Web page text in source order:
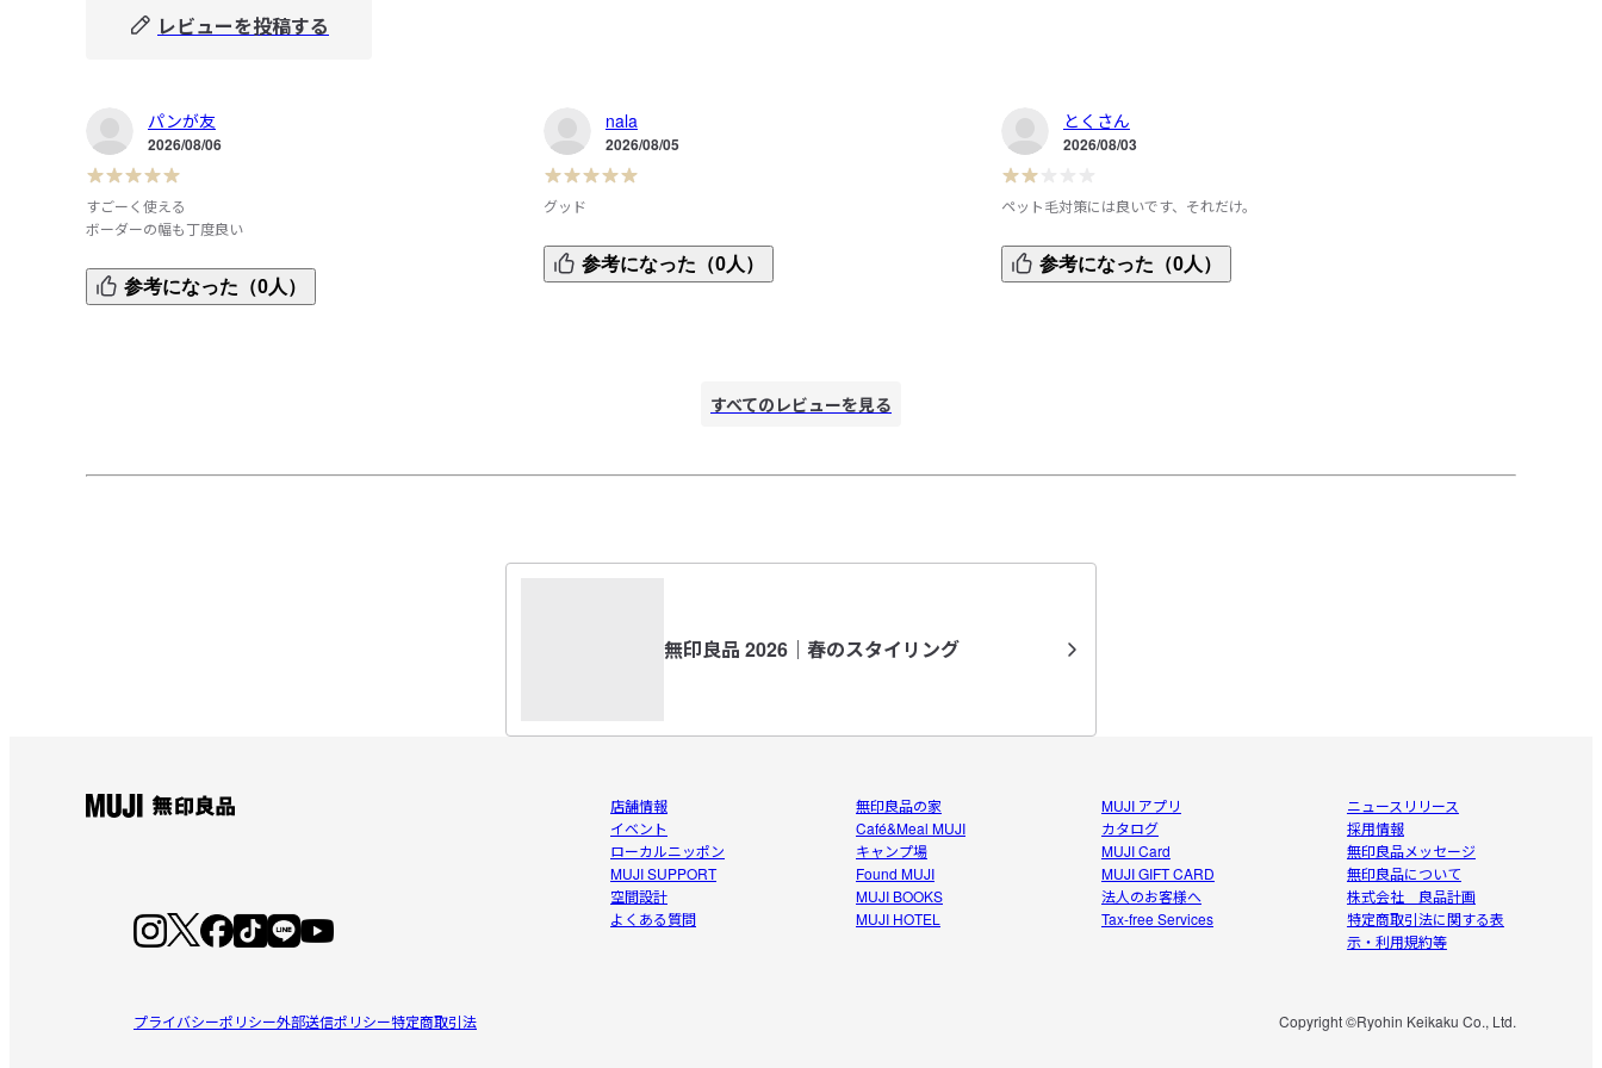
レビューを投稿する
パンが友
2026/08/06
すごーく使える
ボーダーの幅も丁度良い
スエットカーディガン黒と一緒に購入
思ったとおりの
参考になった（0人）
nala
2026/08/05
グッド
150cm50kg。半袖タイプのボーダーと白を購入し、長袖タイ
プも欲しくなり、先に白Sを購入。長袖タイプも変わらず良
参考になった（0人）
とくさん
2026/08/03
ペット毛対策には良いです、それだけ。
伸縮、通気性に乏しいです。ポリ多め混だけどペラ過ぎてシ
ワは付くし、下が透けます。乾きは早いです。薄くても蒸れ
M：ピチピチにならず、ダボッともせず、首以外は普通のほ
良いよりワンサイズ上のが合ってるのかも？見た目はだらし
参考になった（0人）
すべてのレビューを見る
無印良品 2026｜春のスタイリング
店舗情報
イベント
ローカルニッポン
MUJI SUPPORT
空間設計
よくある質問
無印良品の家
Café&Meal MUJI
キャンプ場
Found MUJI
MUJI BOOKS
MUJI HOTEL
MUJI アプリ
カタログ
MUJI Card
MUJI GIFT CARD
法人のお客様へ
Tax-free Services
ニュースリリース
採用情報
無印良品メッセージ
無印良品について
株式会社 良品計画
特定商取引法に関する表
示・利用規約等
プライバシーポリシー外部送信ポリシー特定商取引法 Copyright ©Ryohin Keikaku Co., Ltd.